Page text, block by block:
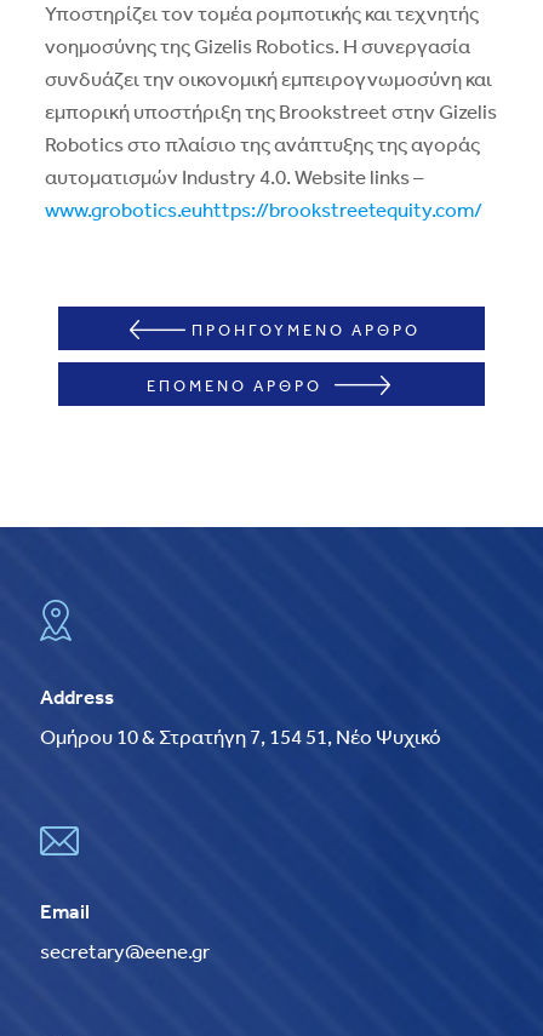
Υποστηρίζει τον τομέα ρομποτικής και τεχνητής
νοημοσύνης της Gizelis Robotics. Η συνεργασία
συνδυάζει την οικονομική εμπειρογνωμοσύνη και
εμπορική υποστήριξη της Brookstreet στην Gizelis
Robotics στο πλαίσιο της ανάπτυξης της αγοράς
αυτοματισμών Industry 4.0. Website links –
www.grobotics.euhttps://brookstreetequity.com/
ΠΡΟΗΓΟΥΜΕΝΟ ΑΡΘΡΟ
ΕΠΟΜΕΝΟ ΑΡΘΡΟ
Address
Ομήρου 10 & Στρατήγη 7, 154 51, Νέο Ψυχικό
Email
secretary@eene.gr